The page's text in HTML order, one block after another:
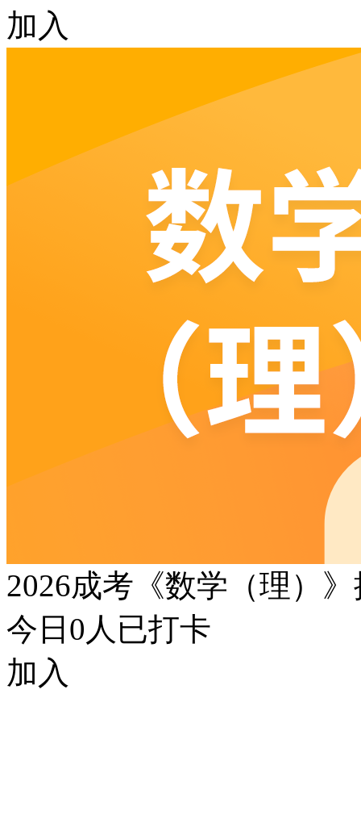
加入
2026成考《数学（理）
今日 0 人已打卡
加入